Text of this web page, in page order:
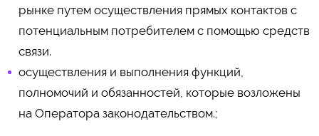
рынке путем осуществления прямых контактов с
потенциальным потребителем с помощью средств
связи.
осуществления и выполнения функций,
полномочий и обязанностей, которые возложены
на Оператора законодательством.;